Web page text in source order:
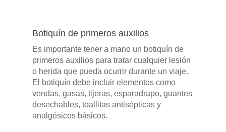
Botiquín de primeros auxilios
Es importante tener a mano un botiquín de
primeros auxilios para tratar cualquier lesión
o herida que pueda ocurrir durante un viaje.
El botiquín debe incluir elementos como
vendas, gasas, tijeras, esparadrapo, guantes
desechables, toallitas antisépticas y
analgésicos básicos.